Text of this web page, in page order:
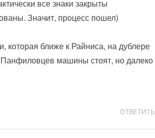
все знаки закрыты
Значит, процесс пошел)
которая ближе к Райниса, на дублере
машины стоят, но далеко
ОТВЕТИТЬ